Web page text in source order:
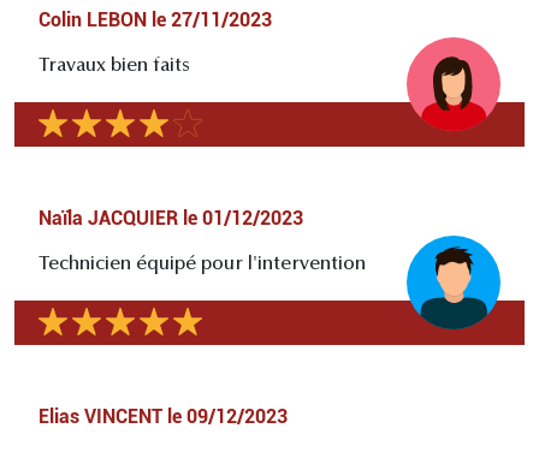
Colin LEBON le 27/11/2023
Travaux bien faits
Naïla JACQUIER le 01/12/2023
Technicien équipé pour l'intervention
Elias VINCENT le 09/12/2023